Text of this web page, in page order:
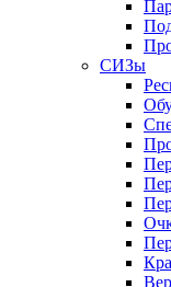
СИЗы